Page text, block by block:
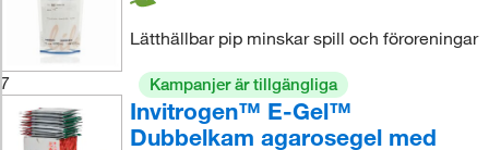
Lätthällbar pip minskar spill och föroreningar
7 Kampanjer är tillgängliga
Invitrogen™ E-Gel™
Dubbelkam agarosegel med